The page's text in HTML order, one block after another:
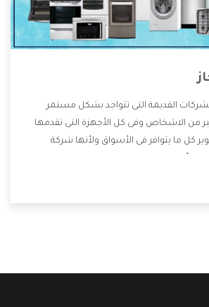
القديمة التى تتواجد بشكل مستمر
من الاشخاص وفى كل الأجهزة التى تقدمها
كل ما يتوافر فى الأسواق ولأنها شركة
العروض والخصومات التى تسهل على